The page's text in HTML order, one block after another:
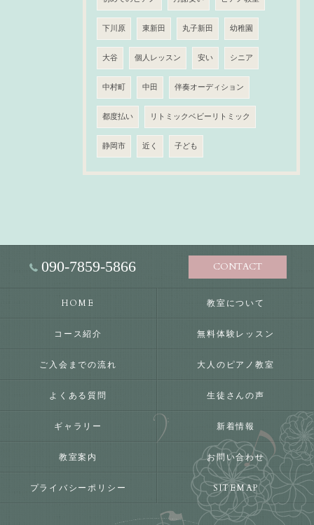
下川原 東新田 丸子新田 幼稚園
大谷 個人レッスン 安い シニア
中村町 中田 伴奏オーディション
都度払い リトミックベビーリトミック
静岡市 近く 子ども
090-7859-5866 CONTACT
HOME 教室について
コース紹介 無料体験レッスン
ご入会までの流れ 大人のピアノ教室
よくある質問 生徒さんの声
ギャラリー 新着情報
教室案内 お問い合わせ
プライバシーポリシー SITEMAP